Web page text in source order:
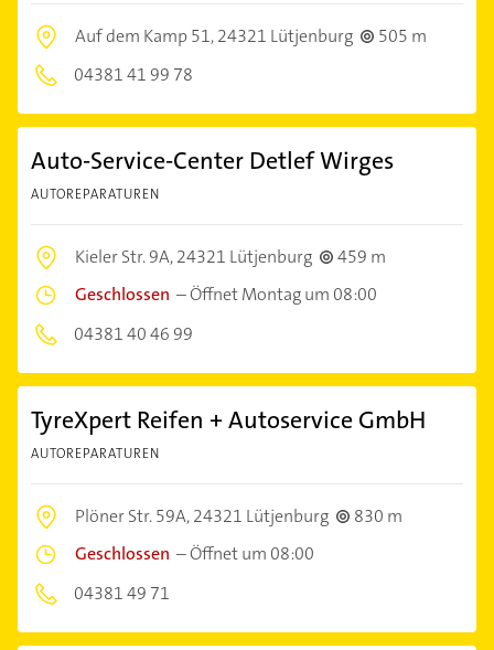
Auf dem Kamp 51,24321 Lütjenburg
505 m
04381 41 99 78
Auto-Service-Center Detlef Wirges
AUTOREPARATUREN
Kieler Str. 9A,24321 Lütjenburg
459 m
Geschlossen –Öffnet Montag um 08:00
04381 40 46 99
TyreXpert Reifen + Autoservice GmbH
AUTOREPARATUREN
Plöner Str. 59A,24321 Lütjenburg
830 m
Geschlossen –Öffnet um 08:00
04381 49 71